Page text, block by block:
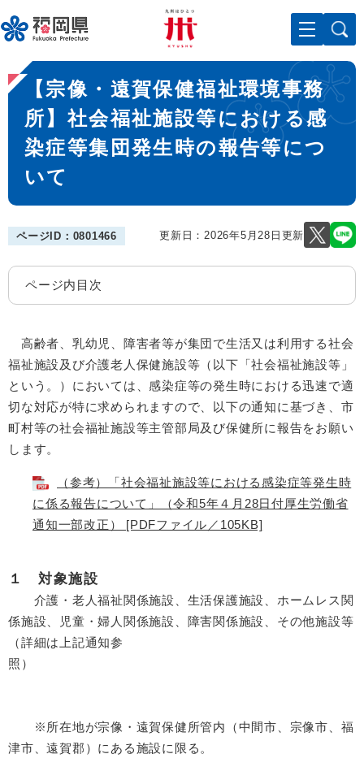
ー
ジ
先
頭
メニューを飛ばして本文へ
本
文
【宗像・遠賀保健福祉環境事務
所】社会福祉施設等における感
染症等集団発生時の報告等につ
いて
ページID：0801466 更新日：2026年5月28日更新
ページ内目次
高齢者、乳幼児、障害者等が集団で生活又は利用する社会
福祉施設及び介護老人保健施設等（以下「社会福祉施設等」
という。）においては、感染症等の発生時における迅速で適
切な対応が特に求められますので、以下の通知に基づき、市
町村等の社会福祉施設等主管部局及び保健所に報告をお願い
します。
（参考）「社会福祉施設等における感染症等発生時
に係る報告について」（令和5年４月28日付厚生労働省
通知一部改正） [PDFファイル／105KB]
１ 対象施設
介護・老人福祉関係施設、生活保護施設、ホームレス関
係施設、児童・婦人関係施設、障害関係施設、その他施設等
（詳細は上記通知参
照）
※所在地が宗像・遠賀保健所管内（中間市、宗像市、福
津市、遠賀郡）にある施設に限る。